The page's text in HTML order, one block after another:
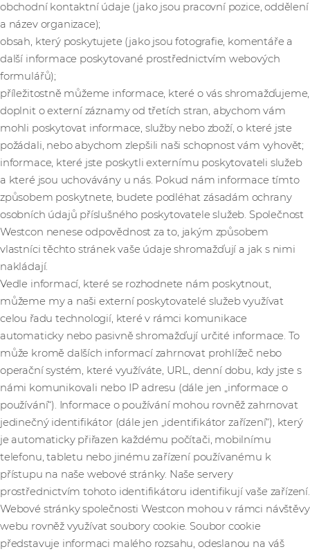
obchodní kontaktní údaje (jako jsou pracovní pozice, oddělení
a název organizace);
obsah, který poskytujete (jako jsou fotografie, komentáře a
další informace poskytované prostřednictvím webových
formulářů);
příležitostně můžeme informace, které o vás shromažďujeme,
doplnit o externí záznamy od třetích stran, abychom vám
mohli poskytovat informace, služby nebo zboží, o které jste
požádali, nebo abychom zlepšili naši schopnost vám vyhovět;
informace, které jste poskytli externímu poskytovateli služeb
a které jsou uchovávány u nás. Pokud nám informace tímto
způsobem poskytnete, budete podléhat zásadám ochrany
osobních údajů příslušného poskytovatele služeb. Společnost
Westcon nenese odpovědnost za to, jakým způsobem
vlastníci těchto stránek vaše údaje shromažďují a jak s nimi
nakládají.
Vedle informací, které se rozhodnete nám poskytnout,
můžeme my a naši externí poskytovatelé služeb využívat
celou řadu technologií, které v rámci komunikace
automaticky nebo pasivně shromažďují určité informace. To
může kromě dalších informací zahrnovat prohlížeč nebo
operační systém, které využíváte, URL, denní dobu, kdy jste s
námi komunikovali nebo IP adresu (dále jen „informace o
používání“). Informace o používání mohou rovněž zahrnovat
jedinečný identifikátor (dále jen „identifikátor zařízení“), který
je automaticky přiřazen každému počítači, mobilnímu
telefonu, tabletu nebo jinému zařízení používanému k
přístupu na naše webové stránky. Naše servery
prostřednictvím tohoto identifikátoru identifikují vaše zařízení.
Webové stránky společnosti Westcon mohou v rámci návštěvy
webu rovněž využívat soubory cookie. Soubor cookie
představuje informaci malého rozsahu, odeslanou na váš